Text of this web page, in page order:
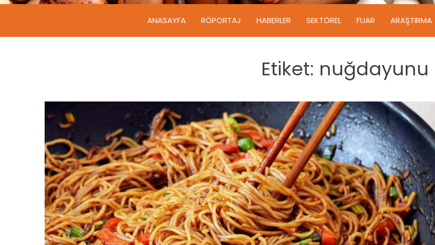
ANASAYFA RÖPORTAJ HABERLER SEKTÖREL FUAR ARAŞTIRMA
Etiket: nuğdayunu